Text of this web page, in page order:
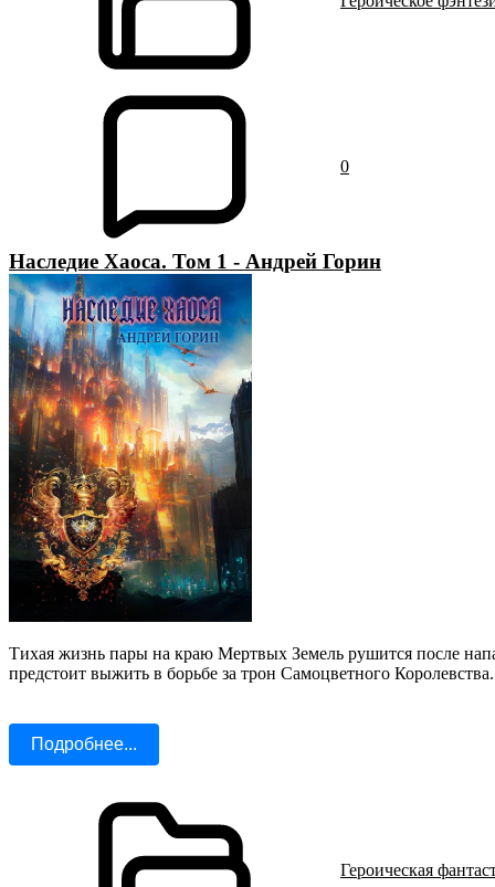
0
Наследие Хаоса. Том 1 - Андрей Горин
Тихая жизнь пары на краю Мертвых Земель рушится после
предстоит выжить в борьбе за трон Самоцветного Королевства.
Подробнее...
Героическая